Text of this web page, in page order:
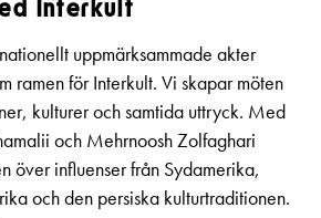
Interkult
uppmärksammade akter
ramen för Interkult. Vi skapar möten
kulturer och samtida uttryck. Med
och Mehrnoosh Zolfaghari
över influenser från Sydamerika,
och den persiska kulturtraditionen.